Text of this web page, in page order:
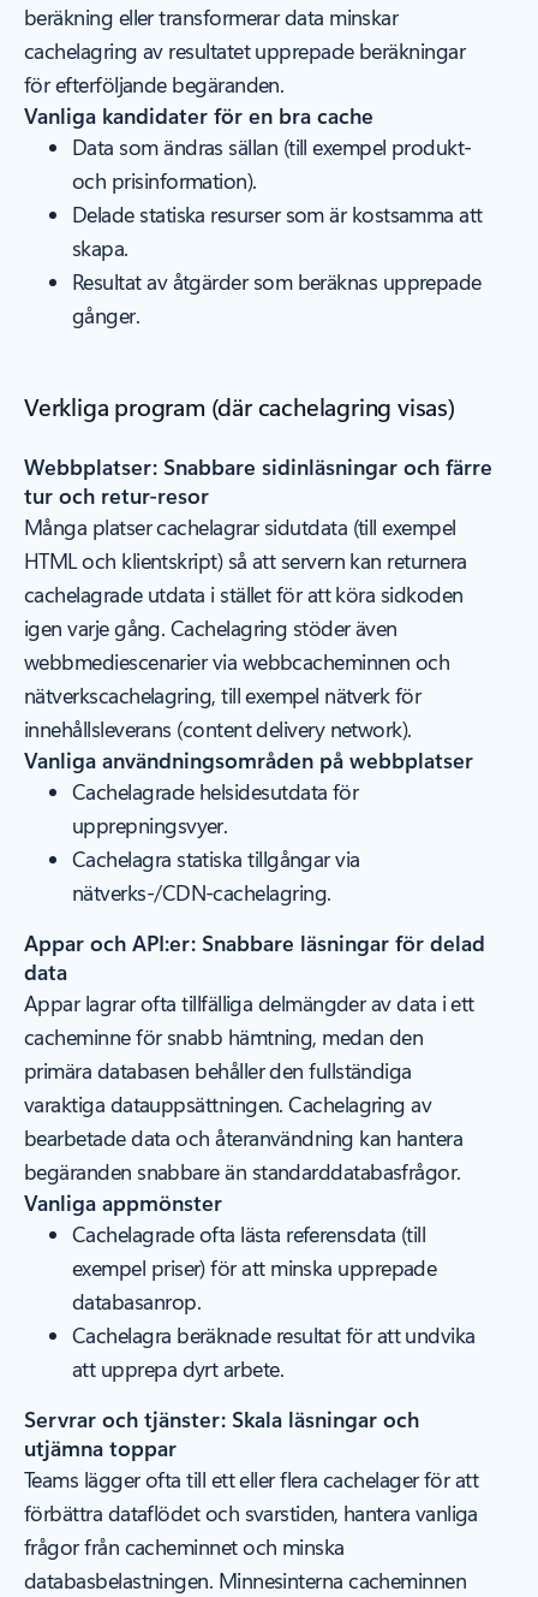
beräkning eller transformerar data minskar
cachelagring av resultatet upprepade beräkningar
för efterföljande begäranden.
Vanliga kandidater för en bra cache
Data som ändras sällan (till exempel produkt-
och prisinformation).
Delade statiska resurser som är kostsamma att
skapa.
Resultat av åtgärder som beräknas upprepade
gånger.
Verkliga program (där cachelagring visas)
Webbplatser: Snabbare sidinläsningar och färre
tur och retur-resor
Många platser cachelagrar sidutdata (till exempel
HTML och klientskript) så att servern kan returnera
cachelagrade utdata i stället för att köra sidkoden
igen varje gång. Cachelagring stöder även
webbmediescenarier via webbcacheminnen och
nätverkscachelagring, till exempel nätverk för
innehållsleverans (content delivery network).
Vanliga användningsområden på webbplatser
Cachelagrade helsidesutdata för
upprepningsvyer.
Cachelagra statiska tillgångar via
nätverks-/CDN-cachelagring.
Appar och API:er: Snabbare läsningar för delad
data
Appar lagrar ofta tillfälliga delmängder av data i ett
cacheminne för snabb hämtning, medan den
primära databasen behåller den fullständiga
varaktiga datauppsättningen. Cachelagring av
bearbetade data och återanvändning kan hantera
begäranden snabbare än standarddatabasfrågor.
Vanliga appmönster
Cachelagrade ofta lästa referensdata (till
exempel priser) för att minska upprepade
databasanrop.
Cachelagra beräknade resultat för att undvika
att upprepa dyrt arbete.
Servrar och tjänster: Skala läsningar och
utjämna toppar
Teams lägger ofta till ett eller flera cachelager för att
förbättra dataflödet och svarstiden, hantera vanliga
frågor från cacheminnet och minska
databasbelastningen. Minnesinterna cacheminnen